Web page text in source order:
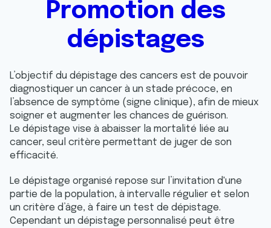
Promotion des
dépistages
L’objectif du dépistage des cancers est de pouvoir
diagnostiquer un cancer à un stade précoce, en
l’absence de symptôme (signe clinique), afin de mieux
soigner et augmenter les chances de guérison.
Le dépistage vise à abaisser la mortalité liée au
cancer, seul critère permettant de juger de son
efficacité.
Le dépistage organisé repose sur l’invitation d'une
partie de la population, à intervalle régulier et selon
un critère d’âge, à faire un test de dépistage.
Cependant un dépistage personnalisé peut être